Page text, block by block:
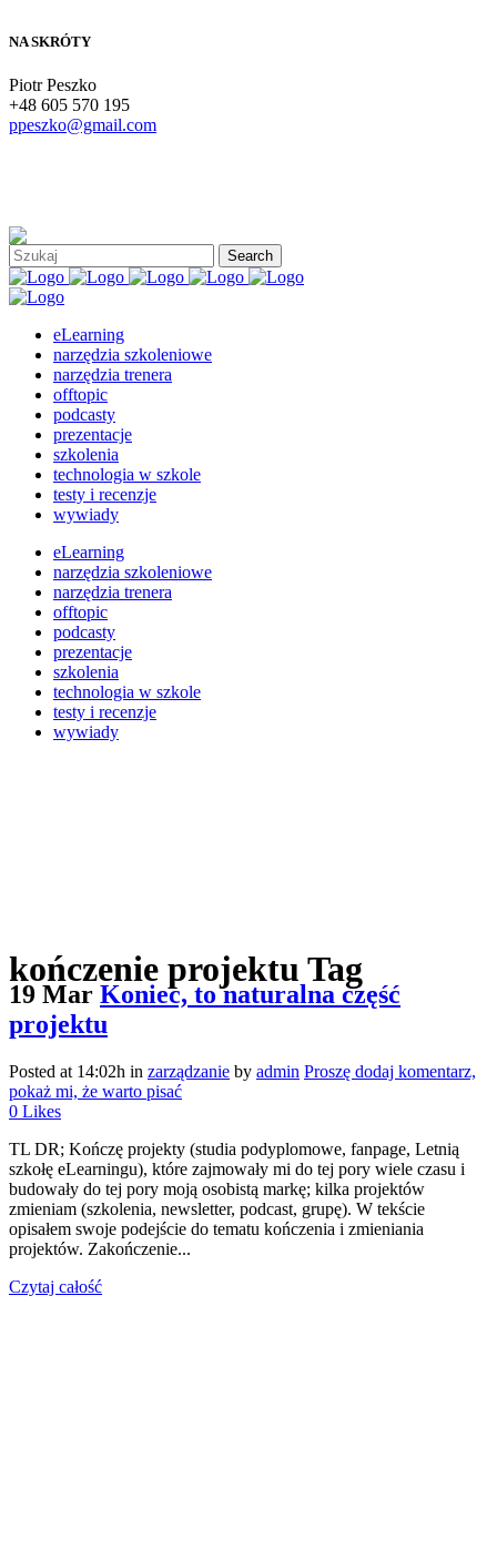
NA SKRÓTY
Piotr Peszko
+48 605 570 195
ppeszko@gmail.com
eLearning
narzędzia szkoleniowe
narzędzia trenera
offtopic
podcasty
prezentacje
szkolenia
technologia w szkole
testy i recenzje
wywiady
eLearning
narzędzia szkoleniowe
narzędzia trenera
offtopic
podcasty
prezentacje
szkolenia
technologia w szkole
testy i recenzje
wywiady
kończenie projektu Tag
19 Mar Koniec, to naturalna część
projektu
Posted at 14:02h in zarządzanie by admin Proszę dodaj komentarz,
pokaż mi, że warto pisać
0 Likes
TL DR; Kończę projekty (studia podyplomowe, fanpage, Letnią
szkołę eLearningu), które zajmowały mi do tej pory wiele czasu i
budowały do tej pory moją osobistą markę; kilka projektów
zmieniam (szkolenia, newsletter, podcast, grupę). W tekście
opisałem swoje podejście do tematu kończenia i zmieniania
projektów. Zakończenie...
Czytaj całość